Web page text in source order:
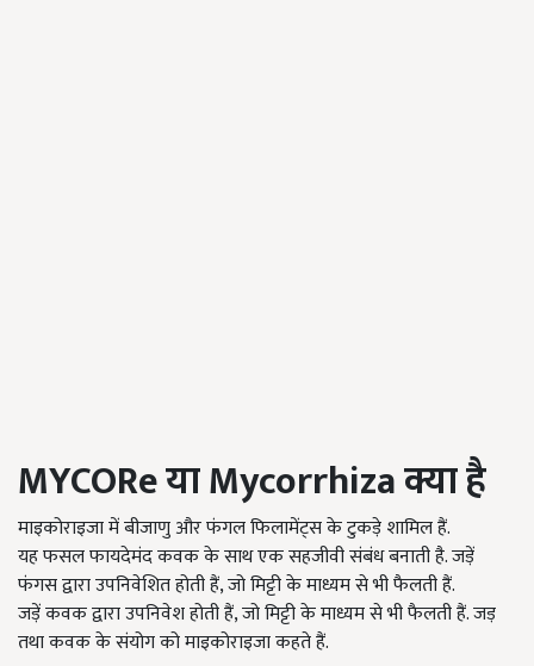
MYCOReयाMycorrhizaक्या है
माइकोराइजा में बीजाणु और फंगल फिलामेंट्स के टुकड़े शामिल हैं.
यह फसल फायदेमंद कवक के साथ एक सहजीवी संबंध बनाती है. जड़ें
फंगस द्वारा उपनिवेशित होती हैं, जो मिट्टी के माध्यम से भी फैलती हैं.
जड़ें कवक द्वारा उपनिवेश होती हैं, जो मिट्टी के माध्यम से भी फैलती हैं. जड़
तथा कवक के संयोग को माइकोराइजा कहते हैं.